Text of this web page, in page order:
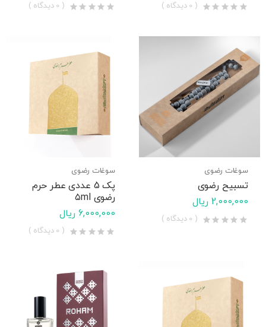
( 0 دیدگاه ) ( 0 دیدگاه )
سوغات رضوی
تسبیح رضوی
2,000,000 ریال
( 0 دیدگاه )
سوغات رضوی
پک 5 عددی عطر حرم
رضوی ۵ml
6,000,000 ریال
( 0 دیدگاه )